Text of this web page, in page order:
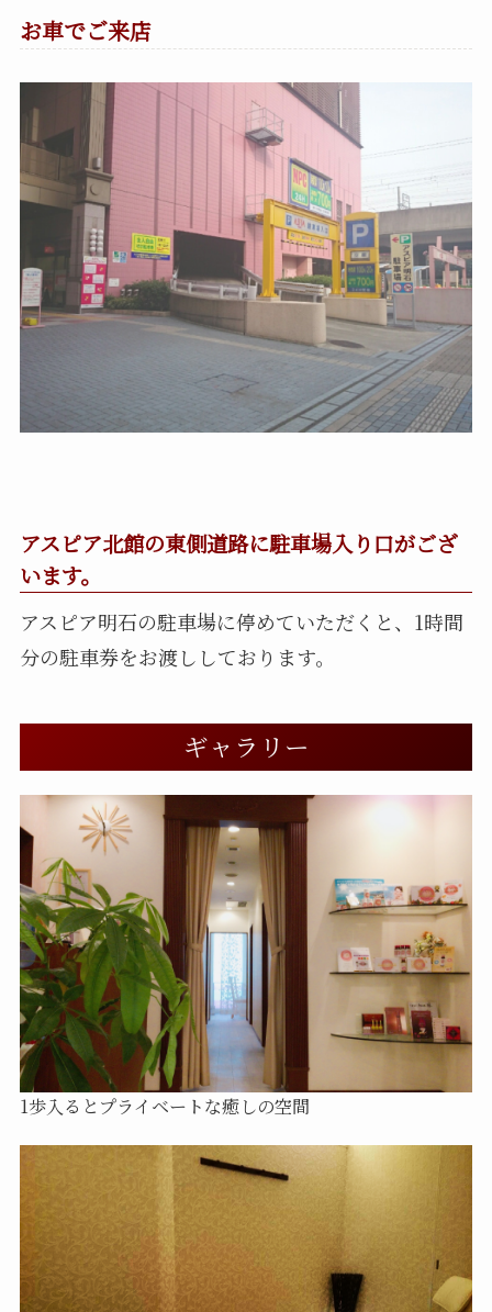
お車でご来店
アスピア北館の東側道路に駐車場入り口がござ
います。
アスピア明石の駐車場に停めていただくと、1時間
分の駐車券をお渡ししております。
ギャラリー
1歩入るとプライベートな癒しの空間